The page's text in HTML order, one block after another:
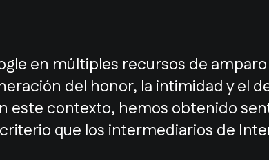
en múltiples recursos de
del honor, la intimidad y el
este contexto, hemos obtenido
que los intermediarios de